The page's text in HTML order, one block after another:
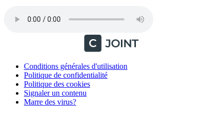
Conditions générales d'utilisation
Politique de confidentialité
Politique des cookies
Signaler un contenu
Marre des virus?